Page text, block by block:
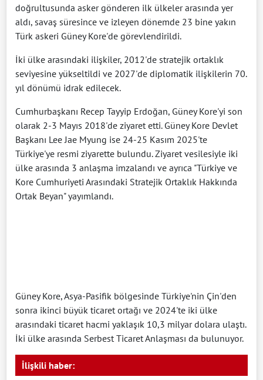
doğrultusunda asker gönderen ilk ülkeler arasında yer
aldı, savaş süresince ve izleyen dönemde 23 bine yakın
Türk askeri Güney Kore'de görevlendirildi.
İki ülke arasındaki ilişkiler, 2012'de stratejik ortaklık
seviyesine yükseltildi ve 2027'de diplomatik ilişkilerin 70.
yıl dönümü idrak edilecek.
Cumhurbaşkanı Recep Tayyip Erdoğan, Güney Kore'yi son
olarak 2-3 Mayıs 2018'de ziyaret etti. Güney Kore Devlet
Başkanı Lee Jae Myung ise 24-25 Kasım 2025'te
Türkiye'ye resmi ziyarette bulundu. Ziyaret vesilesiyle iki
ülke arasında 3 anlaşma imzalandı ve ayrıca "Türkiye ve
Kore Cumhuriyeti Arasındaki Stratejik Ortaklık Hakkında
Ortak Beyan" yayımlandı.
Güney Kore, Asya-Pasifik bölgesinde Türkiye'nin Çin'den
sonra ikinci büyük ticaret ortağı ve 2024'te iki ülke
arasındaki ticaret hacmi yaklaşık 10,3 milyar dolara ulaştı.
İki ülke arasında Serbest Ticaret Anlaşması da bulunuyor.
İlişkili haber: